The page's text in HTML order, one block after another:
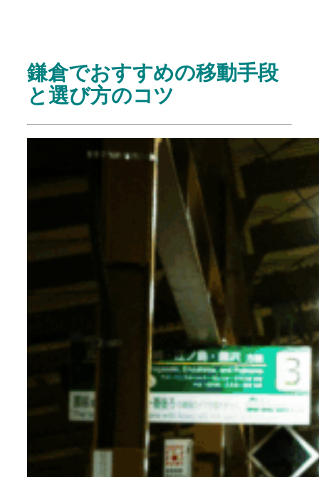
鎌倉でおすすめの移動手段
と選び方のコツ